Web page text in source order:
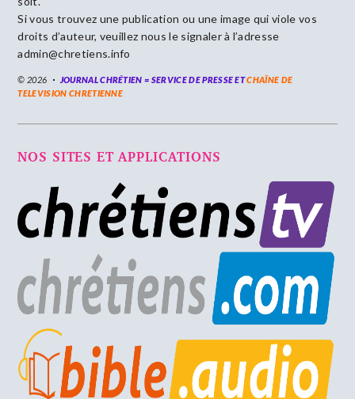
Si vous trouvez une publication ou une image qui viole vos
droits d’auteur, veuillez nous le signaler à l’adresse
admin@chretiens.info
© 2026 JOURNAL CHRÉTIEN = SERVICE DE PRESSE ETCHAÎNE DE
TELEVISION CHRETIENNE
NOS SITES ET APPLICATIONS